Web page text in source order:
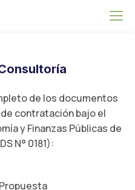
de los documentos
contratación bajo el
y Finanzas Públicas de
N° 0181):